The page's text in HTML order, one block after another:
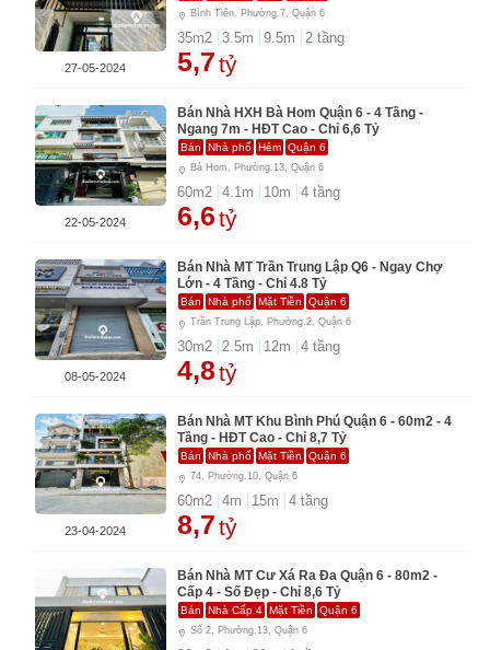
Bình Tiên, Phường.7, Quận 6
35m2 3.5m 9.5m 2 tầng
5,7tỷ
27-05-2024
Bán Nhà HXH Bà Hom Quận 6 - 4 Tầng -
Ngang 7m - HĐT Cao - Chỉ 6,6 Tỷ
Bán Nhà phố Hẻm Quận 6
Bà Hom, Phường.13, Quận 6
60m2 4.1m 10m 4 tầng
6,6tỷ
22-05-2024
Bán Nhà MT Trần Trung Lập Q6 - Ngay Chợ
Lớn - 4 Tầng - Chỉ 4.8 Tỷ
Bán Nhà phố Mặt Tiền Quận 6
Trần Trung Lập, Phường.2, Quận 6
30m2 2.5m 12m 4 tầng
4,8tỷ
08-05-2024
Bán Nhà MT Khu Bình Phú Quận 6 - 60m2 - 4
Tầng - HĐT Cao - Chỉ 8,7 Tỷ
Bán Nhà phố Mặt Tiền Quận 6
74, Phường.10, Quận 6
60m2 4m 15m 4 tầng
8,7tỷ
23-04-2024
Bán Nhà MT Cư Xá Ra Đa Quận 6 - 80m2 -
Cấp 4 - Số Đẹp - Chỉ 8,6 Tỷ
Bán Nhà Cấp 4 Mặt Tiền Quận 6
Số 2, Phường.13, Quận 6